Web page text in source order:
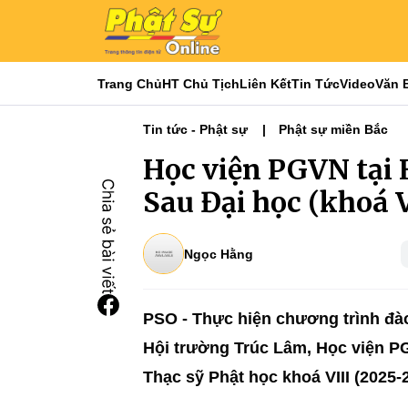
Trang ChủHT Chủ TịchLiên KếtTin TứcVideoVăn
Tin tức - Phật sự Phật sự miền Bắc
Học viện PGVN tại
Sau Đại học (khoá
Ngọc Hằng
PSO - Thực hiện chương trình
Hội trường Trúc Lâm, Học viện
Thạc sỹ Phật học khoá VIII (2025-